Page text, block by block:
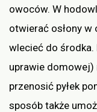
owoców. W
otwierać osłony w
wlecieć do
uprawie
przenosić pyłek
sposób także